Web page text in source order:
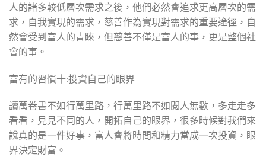
人的諸多較低層次需求之後，他們必然會追求更高層次的需
求，自我實現的需求，慈善作為實現對需求的重要途徑，自
然會受到富人的青睞，但慈善不僅是富人的事，更是整個社
會的事。
富有的習慣十:投資自己的眼界
讀萬卷書不如行萬里路，行萬里路不如閱人無數，多走走多
看看，見見不同的人，開拓自己的眼界，很多時候對我們來
說真的是一件好事，富人會將時間和精力當成一次投資，眼
界決定財富。